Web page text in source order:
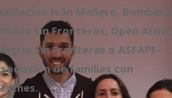
Iván Mañero, Bomberos
Sin Fronteras, Open Arms,
Sin Fronteras o ASFAPE-
de familias con